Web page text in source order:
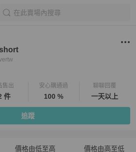
在此賣場內搜尋
售出
件
安心購通過
100 %
聊聊回覆
一天以上
追蹤
價格由低至高 價格由高至低